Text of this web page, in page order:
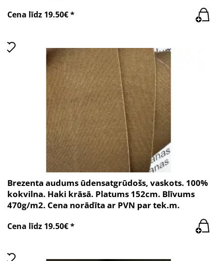
Cena līdz 19.50€ *
Brezenta audums ūdensatgrūdošs, vaskots. 100%
kokvilna. Haki krāsā. Platums 152cm. Blīvums
470g/m2. Cena norādīta ar PVN par tek.m.
Cena līdz 19.50€ *